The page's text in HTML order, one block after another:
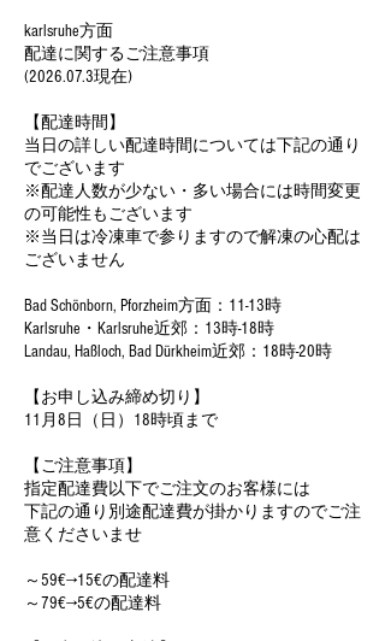
karlsruhe方面
配達に関するご注意事項
(2026.07.3現在)
【配達時間】
当日の詳しい配達時間については下記の通り
でございます
※配達人数が少ない・多い場合には時間変更
の可能性もございます
※当日は冷凍車で参りますので解凍の心配は
ございません
Bad Schönborn, Pforzheim方面：11-13時
Karlsruhe・Karlsruhe近郊：13時-18時
Landau, Haßloch, Bad Dürkheim近郊：18時-20時
【お申し込み締め切り】
11月8日（日）18時頃まで
【ご注意事項】
指定配達費以下でご注文のお客様には
下記の通り別途配達費が掛かりますのでご注
意くださいませ
～59€→15€の配達料
～79€→5€の配達料